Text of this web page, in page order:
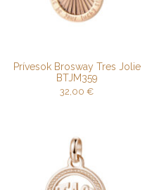
Prívesok Brosway Tres Jolie
BTJM359
32,00 €